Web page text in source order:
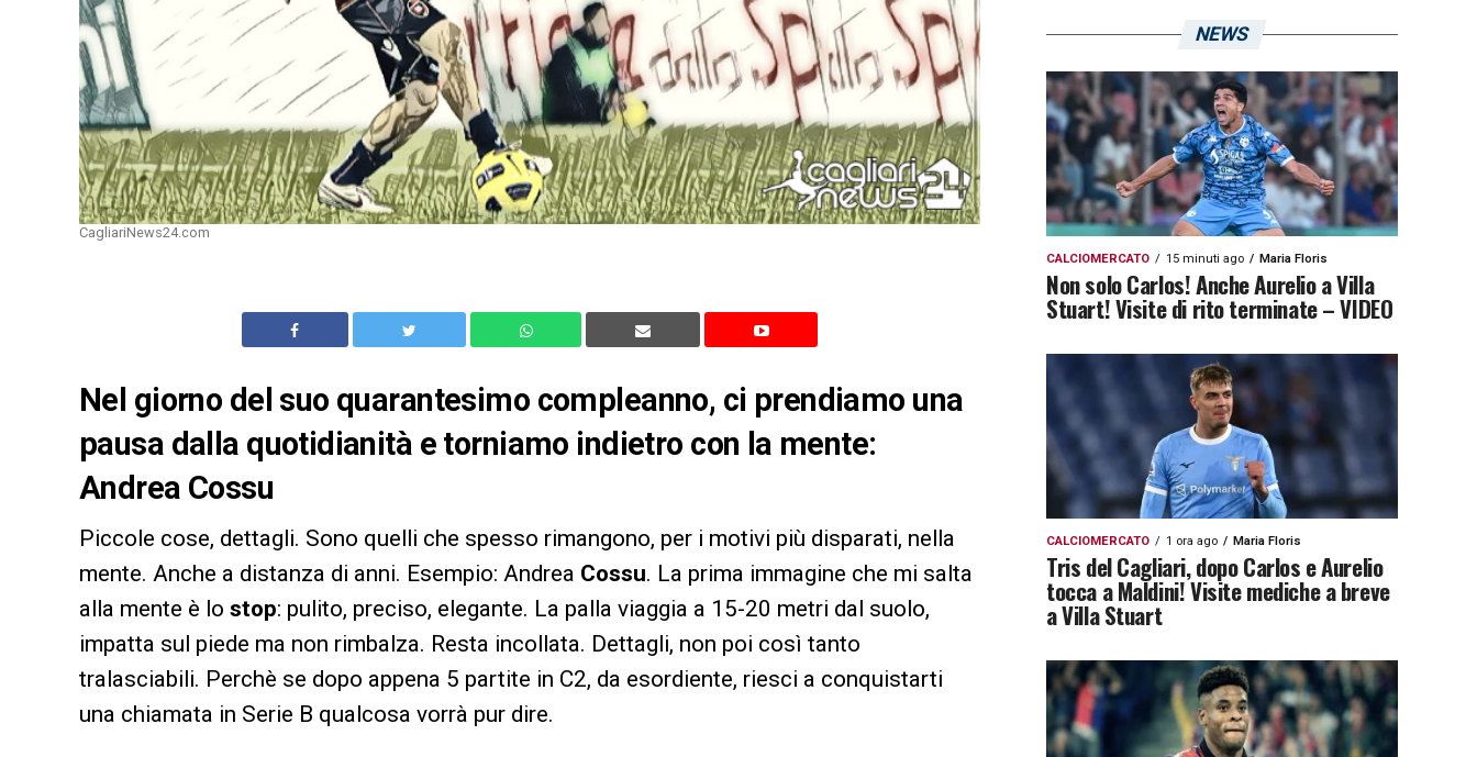
CagliariNews24.com
Nel giorno del suo quarantesimo compleanno, ci prendiamo una
pausa dalla quotidianità e torniamo indietro con la mente:
Andrea Cossu
Piccole cose, dettagli. Sono quelli che spesso rimangono, per i motivi più disparati, nella
mente. Anche a distanza di anni. Esempio: Andrea Cossu. La prima immagine che mi salta
alla mente è lo stop: pulito, preciso, elegante. La palla viaggia a 15-20 metri dal suolo,
impatta sul piede ma non rimbalza. Resta incollata. Dettagli, non poi così tanto
tralasciabili. Perchè se dopo appena 5 partite in C2, da esordiente, riesci a conquistarti
una chiamata in Serie B qualcosa vorrà pur dire.
NEWS
CALCIOMERCATO 15 minuti ago Maria Floris
Non solo Carlos! Anche Aurelio a Villa
Stuart! Visite di rito terminate – VIDEO
CALCIOMERCATO 1 ora ago Maria Floris
Tris del Cagliari, dopo Carlos e Aurelio
tocca a Maldini! Visite mediche a breve
a Villa Stuart